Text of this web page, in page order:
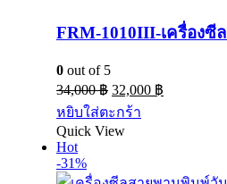
FRM-1010III-เครื่อง
0 out of 5
34,000฿ 32,000 ฿
หยิบใส่ตะกร้า
Quick View
Hot
-31%